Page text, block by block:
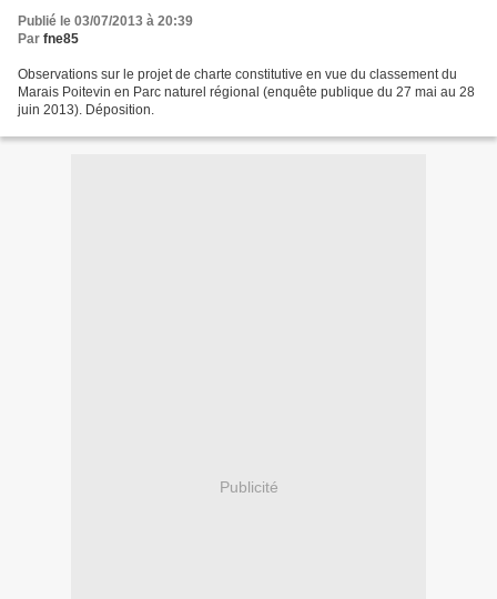
Publié le 03/07/2013 à 20:39
Par fne85
Observations sur le projet de charte constitutive en vue du classement du
Marais Poitevin en Parc naturel régional (enquête publique du 27 mai au 28
juin 2013). Déposition.
Publicité